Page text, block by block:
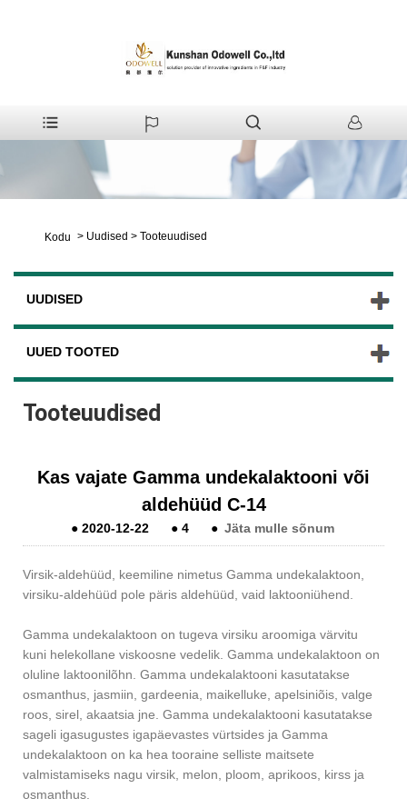
Kodu > Uudised > Tooteuudised
UUDISED
UUED TOOTED
Tooteuudised
Kas vajate Gamma undekalaktooni või
aldehüüd C-14
● 2020-12-22 ● 4 ● Jäta mulle sõnum
Virsik-aldehüüd, keemiline nimetus Gamma undekalaktoon,
virsiku-aldehüüd pole päris aldehüüd, vaid laktooniühend.
Gamma undekalaktoon on tugeva virsiku aroomiga värvitu
kuni helekollane viskoosne vedelik. Gamma undekalaktoon on
oluline laktoonilõhn. Gamma undekalaktooni kasutatakse
osmanthus, jasmiin, gardeenia, maikelluke, apelsiniõis, valge
roos, sirel, akaatsia jne. Gamma undekalaktooni kasutatakse
sageli igasugustes igapäevastes vürtsides ja Gamma
undekalaktoon on ka hea tooraine selliste maitsete
valmistamiseks nagu virsik, melon, ploom, aprikoos, kirss ja
osmanthus.